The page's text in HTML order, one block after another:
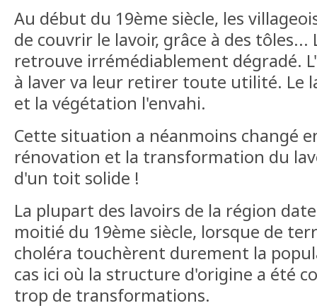
Au début du 19ème siècle, les
de couvrir le lavoir, grâce à des tôles...
retrouve irrémédiablement dégradé.
à laver va leur retirer toute utilité. Le
et la végétation l'envahi.
Cette situation a néanmoins changé
rénovation et la transformation du
d'un toit solide !
La plupart des lavoirs de la région
moitié du 19ème siècle, lorsque de
choléra touchèrent durement la
cas ici où la structure d'origine a été
trop de transformations.